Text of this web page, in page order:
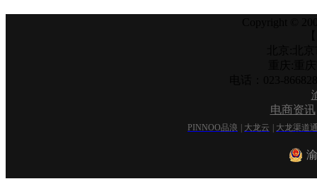
电商资讯
PINNOO品浪 大龙云 大龙渠道